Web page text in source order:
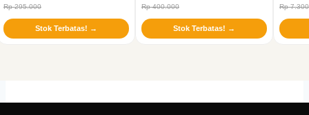
Rp 295.000
Stok Terbatas! →
Rp 400.000
Stok Terbatas! →
Rp